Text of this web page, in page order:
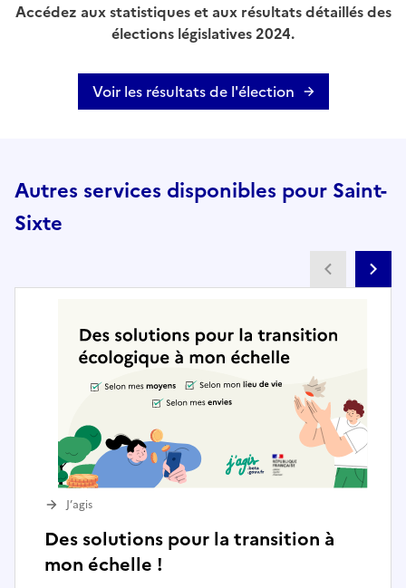
Accédez aux statistiques et aux résultats détaillés des
élections législatives 2024.
Voir les résultats de l'élection
Autres services disponibles pour Saint-
Sixte
Des solutions pour la transition à
mon échelle !
J’agis